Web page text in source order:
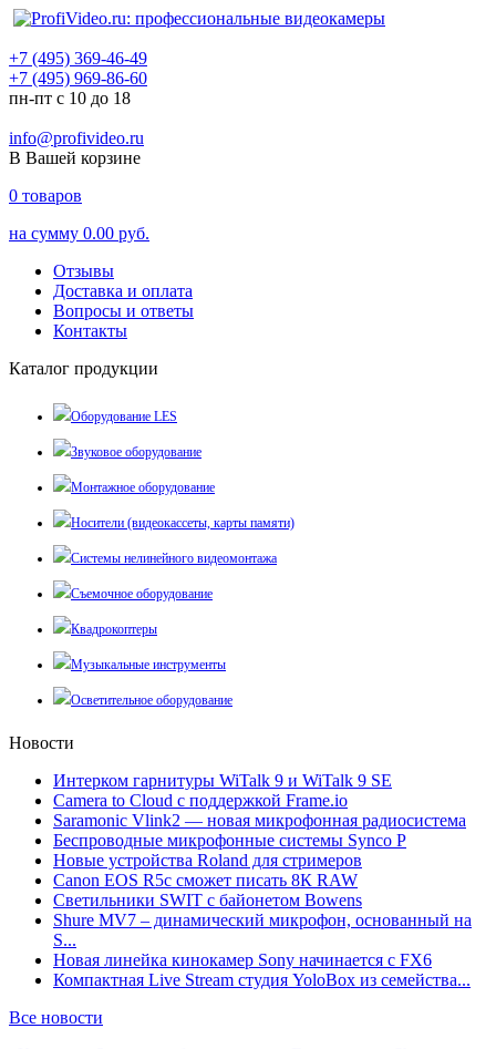
+7 (495) 369-46-49
+7 (495) 969-86-60
пн-пт с 10 до 18
info@profivideo.ru
В Вашей корзине
0 товаров
на сумму 0.00 руб.
Отзывы
Доставка и оплата
Вопросы и ответы
Контакты
Каталог продукции
Оборудование LES
Звуковое оборудование
Монтажное оборудование
Носители (видеокассеты, карты памяти)
Системы нелинейного видеомонтажа
Съемочное оборудование
Квадрокоптеры
Музыкальные инструменты
Осветительное оборудование
Новости
Интерком гарнитуры WiTalk 9 и WiTalk 9 SE
Camera to Cloud с поддержкой Frame.io
Saramonic Vlink2 — новая микрофонная радиосистема
Беспроводные микрофонные системы Synco P
Новые устройства Roland для стримеров
Canon EOS R5c сможет писать 8К RAW
Светильники SWIT с байонетом Bowens
Shure MV7 – динамический микрофон, основанный на
S...
Новая линейка кинокамер Sony начинается с FX6
Компактная Live Stream студия YoloBox из семейства...
Все новости